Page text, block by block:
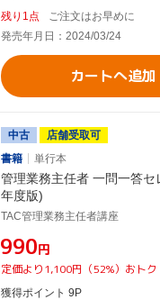
残り1点
ご注文はお早めに
発売年月日：2024/03/24
カートへ追加
中古
店舗受取可
書籍
単行本
管理業務主任者 一問一答
年度版)
TAC管理業務主任者講座
¥990円
定価より1,100円（52%）おトク
獲得ポイント 9P